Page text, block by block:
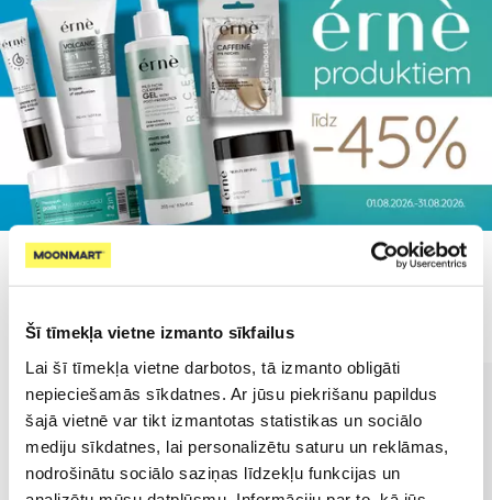
Šī tīmekļa vietne izmanto sīkfailus
Lai šī tīmekļa vietne darbotos, tā izmanto obligāti
nepieciešamās sīkdatnes. Ar jūsu piekrišanu papildus
šajā vietnē var tikt izmantotas statistikas un sociālo
mediju sīkdatnes, lai personalizētu saturu un reklāmas,
nodrošinātu sociālo saziņas līdzekļu funkcijas un
Populārākie kategorijā